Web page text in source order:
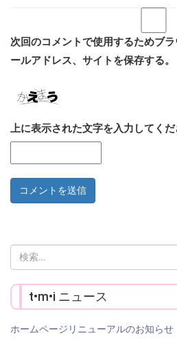
次回のコメントで使用するためブ
ールアドレス、サイトを保存する。
上に表示された文字を入力してくだ
索:
t•m•i ニュース
ホームページリニューアルのお知らせ